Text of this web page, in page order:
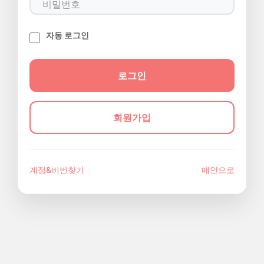
자동 로그인
회원가입
계정&비번찾기 메인으로